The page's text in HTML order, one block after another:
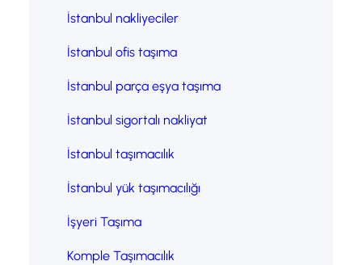
İstanbul nakliyeciler
İstanbul ofis taşıma
İstanbul parça eşya taşıma
İstanbul sigortalı nakliyat
İstanbul taşımacılık
İstanbul yük taşımacılığı
İşyeri Taşıma
Komple Taşımacılık